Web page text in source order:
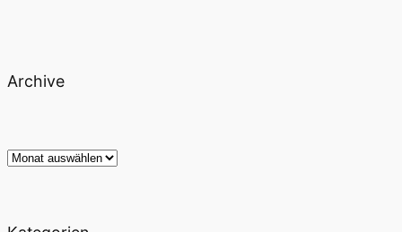
Archive
Archiv